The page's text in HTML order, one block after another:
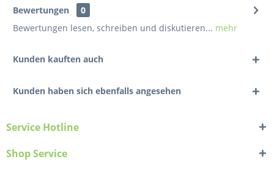
Bewertungen
0
Bewertungen lesen, schreiben und diskutieren... mehr
Kunden kauften auch
Kunden haben sich ebenfalls angesehen
Service Hotline
Shop Service